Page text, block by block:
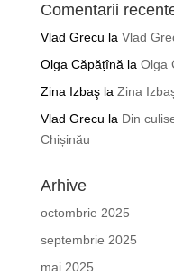
Comentarii
Vlad Grecu la Vlad
Olga Căpățînă la Olga
Zina Izbaşla Zina
Vlad Grecu la Din
Chișinău
Arhive
octombrie 2025
septembrie 2025
mai 2025